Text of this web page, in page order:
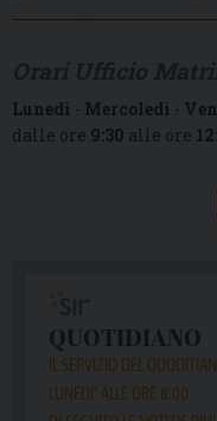
Lunedì - Mercoledì -
dalle ore 9:30 alle ore